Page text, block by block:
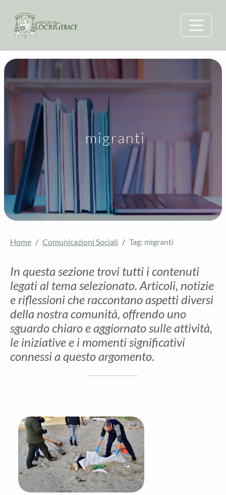
migranti
Home Comunicazioni Sociali Tag: migranti
In questa sezione trovi tutti i contenuti
legati al tema selezionato. Articoli, notizie
e riflessioni che raccontano aspetti diversi
della nostra comunità, offrendo uno
sguardo chiaro e aggiornato sulle attività,
le iniziative e i momenti significativi
connessi a questo argomento.